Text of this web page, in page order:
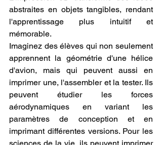
abstraites en objets tangibles, rendant
l'apprentissage plus intuitif et
mémorable.
Imaginez des élèves qui non seulement
apprennent la géométrie d'une hélice
d'avion, mais qui peuvent aussi en
imprimer une, l'assembler et la tester. Ils
peuvent étudier les forces
aérodynamiques en variant les
paramètres de conception et en
imprimant différentes versions. Pour les